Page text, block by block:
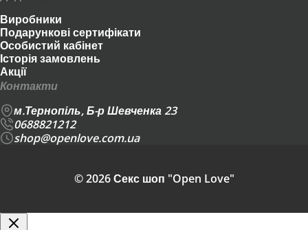
Виробники
Подарункові сертифікати
Особистий кабінет
Історія замовлень
Акції
Контакти
м.Тернопіль, Б-р Шевченка 23
0688821212
shop@openlove.com.ua
© 2026 Секс шоп "Open Love"